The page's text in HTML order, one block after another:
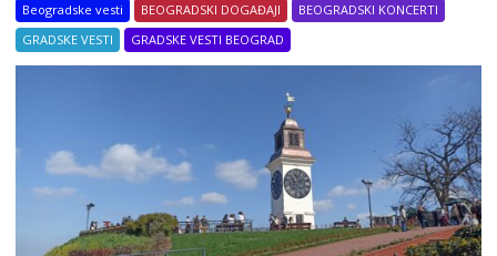
Beogradske vesti
BEOGRADSKI DOGAĐAJI
BEOGRADSKI KONCERTI
GRADSKE VESTI
GRADSKE VESTI BEOGRAD